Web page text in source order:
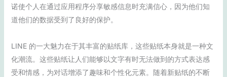
诺使个人在通过应用程序分享敏感信息时充满信心，因为他们知
道他们的数据受到了良好的保护。
LINE 的一大魅力在于其丰富的贴纸库，这些贴纸本身就是一种文
化潮流。这些贴纸让人们能够以文字有时无法做到的方式表达感
受和情感，为对话增添了趣味和个性化元素。随着新贴纸的不断